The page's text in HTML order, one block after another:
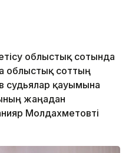
облыстық сотында
облыстық соттың
судьялар қауымына
жаңадан
Молдахметовті